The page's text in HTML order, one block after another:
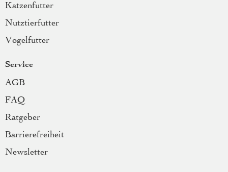
Katzenfutter
Nutztierfutter
Vogelfutter
Service
AGB
FAQ
Ratgeber
Barrierefreiheit
Newsletter